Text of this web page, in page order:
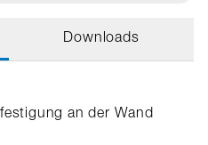
Downloads
an der Wand